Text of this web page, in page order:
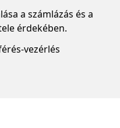
a számlázás és a
érdekében.
vezérlés